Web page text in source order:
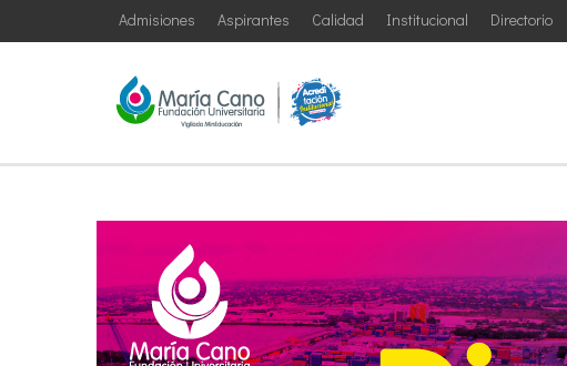
Directorio
Institucional
Calidad
Aspirantes
Admisiones